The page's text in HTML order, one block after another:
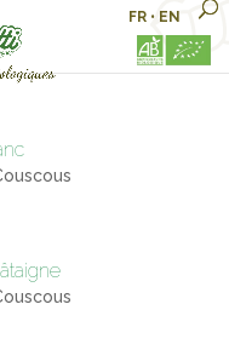
FR • EN